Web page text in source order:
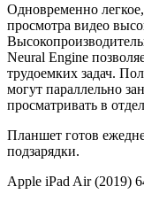
Одновременно
просмотра видео
Neural Engine
трудоемких задач.
могут параллельно
просматривать в
Планшет готов
подзарядки.
Apple iPad Air (2019)